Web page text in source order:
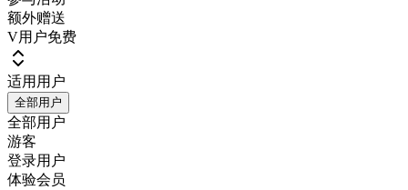
额外赠送
V用户免费
适用用户
全部用户
全部用户
游客
登录用户
体验会员